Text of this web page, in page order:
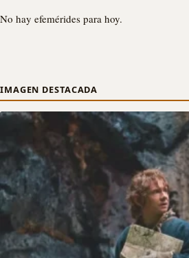
No hay efemérides para hoy.
IMAGEN DESTACADA